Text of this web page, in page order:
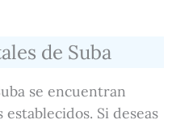
de Suba
se encuentran
Si deseas